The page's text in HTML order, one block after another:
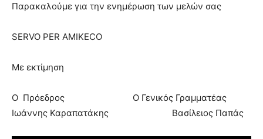
Παρακαλούμε για την ενημέρωση των μελών σας
SERVO PER AMIKECO
Με εκτίμηση
Ο Πρόεδρος Ο Γενικός Γραμματέας
Ιωάννης Καραπατάκης Βασίλειος Παπάς